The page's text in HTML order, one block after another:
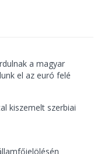
a magyar
el az euró felé
kiszemelt szerbiai